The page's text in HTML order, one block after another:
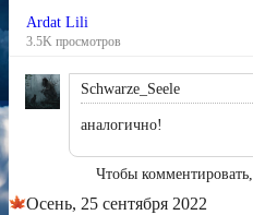
Ardat Lili
3.5K просмотров
Schwarze_Seele
аналогично!
Чтобы комментировать,
Осень, 25 сентября 2022